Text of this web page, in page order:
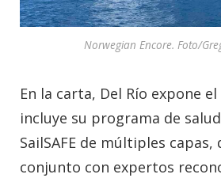
Norwegian Encore. Foto/
En la carta, Del Río expone
incluye su programa de
SailSAFE de múltiples
conjunto con expertos